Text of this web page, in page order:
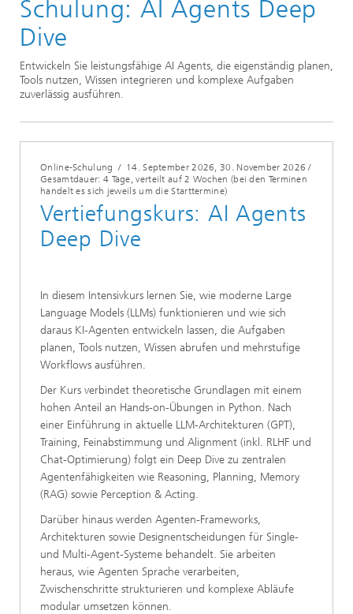
Schulung: AI Agents Deep
Dive
Entwickeln Sie leistungsfähige AI Agents, die eigenständig planen,
Tools nutzen, Wissen integrieren und komplexe Aufgaben
zuverlässig ausführen.
Online-Schulung / 14. September 2026, 30. November 2026 /
Gesamtdauer: 4 Tage, verteilt auf 2 Wochen (bei den Terminen
handelt es sich jeweils um die Starttermine)
Vertiefungskurs: AI Agents
Deep Dive
In diesem Intensivkurs lernen Sie, wie moderne Large
Language Models (LLMs) funktionieren und wie sich
daraus KI-Agenten entwickeln lassen, die Aufgaben
planen, Tools nutzen, Wissen abrufen und mehrstufige
Workflows ausführen.
Der Kurs verbindet theoretische Grundlagen mit einem
hohen Anteil an Hands-on-Übungen in Python. Nach
einer Einführung in aktuelle LLM-Architekturen (GPT),
Training, Feinabstimmung und Alignment (inkl. RLHF und
Chat-Optimierung) folgt ein Deep Dive zu zentralen
Agentenfähigkeiten wie Reasoning, Planning, Memory
(RAG) sowie Perception & Acting.
Darüber hinaus werden Agenten-Frameworks,
Architekturen sowie Designentscheidungen für Single-
und Multi-Agent-Systeme behandelt. Sie arbeiten
heraus, wie Agenten Sprache verarbeiten,
Zwischenschritte strukturieren und komplexe Abläufe
modular umsetzen können.